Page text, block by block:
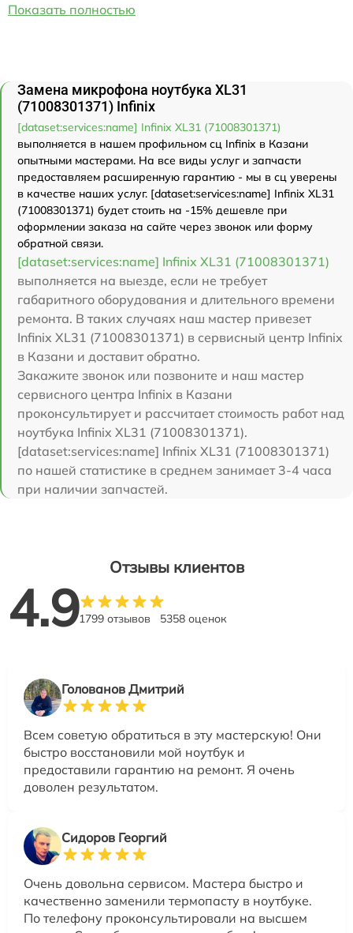
Показать полностью
Замена микрофона ноутбука XL31
(71008301371) Infinix
[dataset:services:name] Infinix XL31 (71008301371)
выполняется в нашем профильном сц Infinix в Казани
опытными мастерами. На все виды услуг и запчасти
предоставляем расширенную гарантию - мы в сц уверены
в качестве наших услуг. [dataset:services:name] Infinix XL31
(71008301371) будет стоить на -15% дешевле при
оформлении заказа на сайте через звонок или форму
обратной связи.
[dataset:services:name] Infinix XL31 (71008301371)
выполняется на выезде, если не требует
габаритного оборудования и длительного времени
ремонта. В таких случаях наш мастер привезет
Infinix XL31 (71008301371) в сервисный центр Infinix
в Казани и доставит обратно.
Закажите звонок или позвоните и наш мастер
сервисного центра Infinix в Казани
проконсультирует и рассчитает стоимость работ над
ноутбука Infinix XL31 (71008301371).
[dataset:services:name] Infinix XL31 (71008301371)
по нашей статистике в среднем занимает 3-4 часа
при наличии запчастей.
Отзывы клиентов
4.91799 отзывов 5358 оценок
Голованов Дмитрий
Всем советую обратиться в эту мастерскую! Они
быстро восстановили мой ноутбук и
предоставили гарантию на ремонт. Я очень
доволен результатом.
Сидоров Георгий
Очень довольна сервисом. Мастера быстро и
качественно заменили термопасту в ноутбуке.
По телефону проконсультировали на высшем